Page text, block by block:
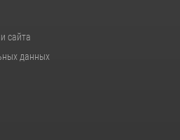
сайта
данных